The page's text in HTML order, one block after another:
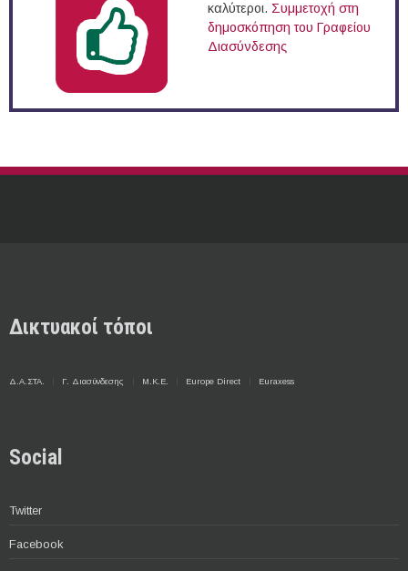
καλύτεροι. Συμμετοχή στη
δημοσκόπηση του Γραφείου
Διασύνδεσης
Δικτυακοί τόποι
Δ.Α.ΣΤΑ. Γ. Διασύνδεσης Μ.Κ.Ε. Europe Direct Euraxess
Social
Twitter
Facebook